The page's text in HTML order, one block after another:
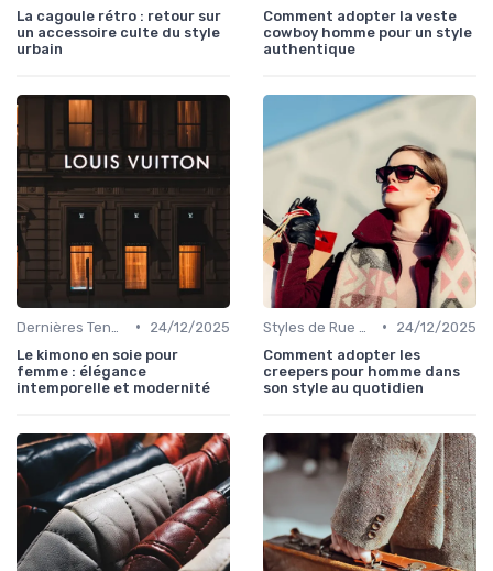
La cagoule rétro : retour sur
un accessoire culte du style
urbain
Comment adopter la veste
cowboy homme pour un style
authentique
•
24/12/2025
Le kimono en soie pour
femme : élégance
intemporelle et modernité
•
24/12/2025
Comment adopter les
creepers pour homme dans
son style au quotidien